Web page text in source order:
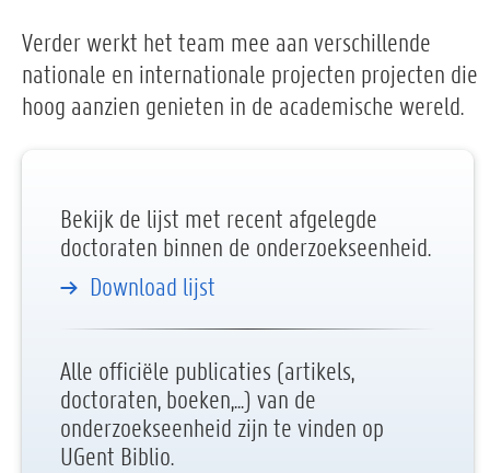
Verder werkt het team mee aan verschillende
nationale en internationale projecten projecten die
hoog aanzien genieten in de academische wereld.
Bekijk de lijst met recent afgelegde
doctoraten binnen de onderzoekseenheid.
Download lijst
Alle officiële publicaties (artikels,
doctoraten, boeken,...) van de
onderzoekseenheid zijn te vinden op
UGent Biblio.